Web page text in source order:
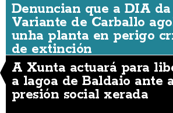
Denuncian que a DIA da
Variante de Carballo
unha planta en perigo
de extinción
A Xunta actuará para
a lagoa de Baldaio ante
presión social xerada